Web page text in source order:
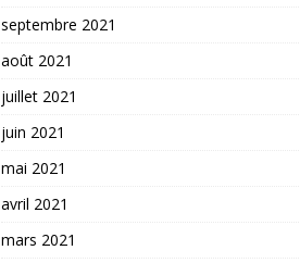
septembre 2021
août 2021
juillet 2021
juin 2021
mai 2021
avril 2021
mars 2021